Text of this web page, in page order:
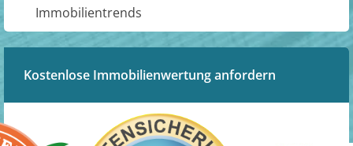
Immobilientrends
Kostenlose Immobilienwertung anfordern